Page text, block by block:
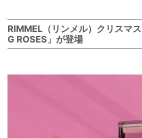
RIMMEL（リンメル）クリスマ
G ROSES」が登場